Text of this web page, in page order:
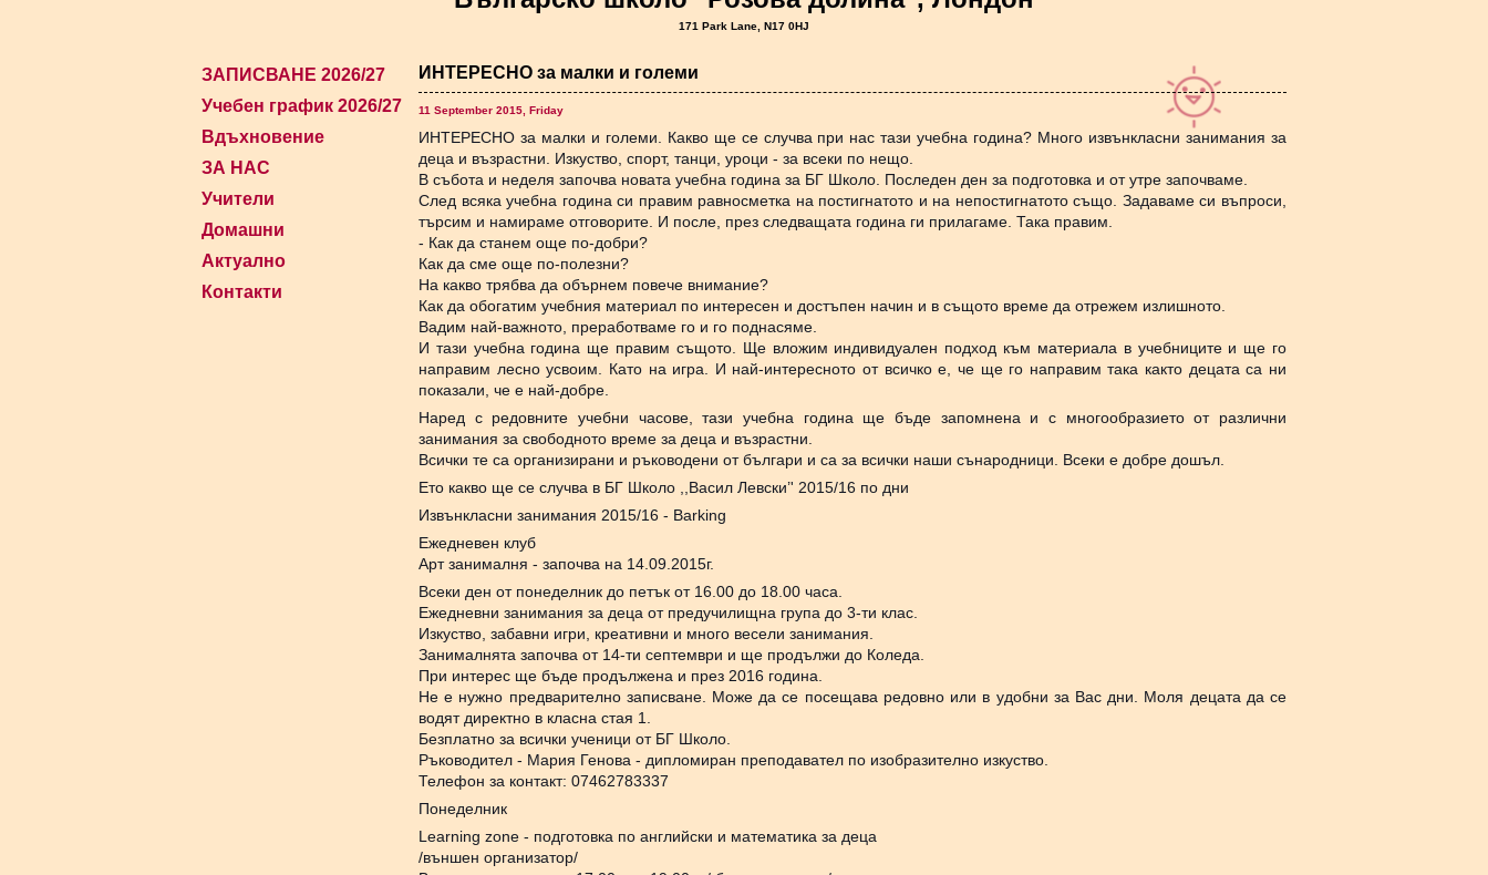
171 Park Lane, N17 0HJ
ЗАПИСВАНЕ 2026/27
Учебен график 2026/27
Вдъхновение
ЗА НАС
Учители
Домашни
Актуално
Контакти
ИНТЕРЕСНО за малки и големи
11 September 2015, Friday
ИНТЕРЕСНО за малки и големи. Какво ще се случва при нас тази учебна година? Много извънкласни занимания за
деца и възрастни. Изкуство, спорт, танци, уроци - за всеки по нещо.
В събота и неделя започва новата учебна година за БГ Школо. Последен ден за подготовка и от утре започваме.
След всяка учебна година си правим равносметка на постигнатото и на непостигнатото също. Задаваме си въпроси,
търсим и намираме отговорите. И после, през следващата година ги прилагаме. Така правим.
- Как да станем още по-добри?
Как да сме още по-полезни?
На какво трябва да обърнем повече внимание?
Как да обогатим учебния материал по интересен и достъпен начин и в същото време да отрежем излишното.
Вадим най-важното, преработваме го и го поднасяме.
И тази учебна година ще правим същото. Ще вложим индивидуален подход към материала в учебниците и ще го
направим лесно усвоим. Като на игра. И най-интересното от всичко е, че ще го направим така както децата са ни
показали, че е най-добре.
Наред с редовните учебни часове, тази учебна година ще бъде запомнена и с многообразието от различни
занимания за свободното време за деца и възрастни.
Всички те са организирани и ръководени от българи и са за всички наши сънародници. Всеки е добре дошъл.
Ето какво ще се случва в БГ Школо ,,Васил Левски’' 2015/16 по дни
Извънкласни занимания 2015/16 - Barking
Ежедневен клуб
Арт занималня - започва на 14.09.2015г.
Всеки ден от понеделник до петък от 16.00 до 18.00 часа.
Ежедневни занимания за деца от предучилищна група до 3-ти клас.
Изкуство, забавни игри, креативни и много весели занимания.
Занималнята започва от 14-ти септември и ще продължи до Коледа.
При интерес ще бъде продължена и през 2016 година.
Не е нужно предварително записване. Може да се посещава редовно или в удобни за Вас дни. Моля децата да се
водят директно в класна стая 1.
Безплатно за всички ученици от БГ Школо.
Ръководител - Мария Генова - дипломиран преподавател по изобразително изкуство.
Телефон за контакт: 07462783337
Понеделник
Learning zone - подготовка по английски и математика за деца
/външен организатор/